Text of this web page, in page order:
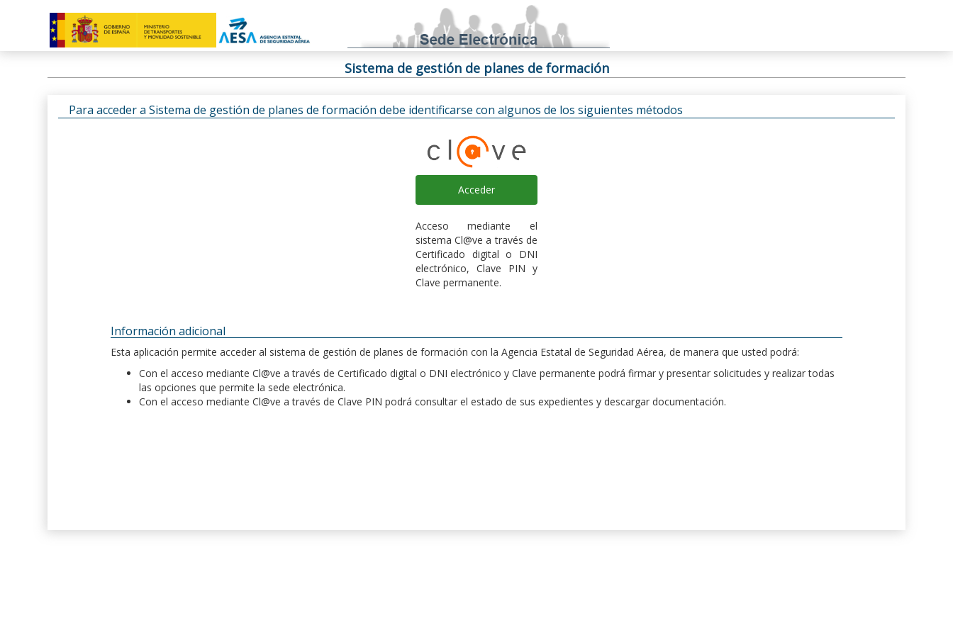
Sistema de gestión de planes de formación
Para acceder a Sistema de gestión de planes de formación debe identificarse con algunos de los siguientes métodos
Acceder
Acceso mediante el
sistema Cl@ve a través de
Certificado digital o DNI
electrónico, Clave PIN y
Clave permanente.
Información adicional
Esta aplicación permite acceder al sistema de gestión de planes de formación con la Agencia Estatal de Seguridad Aérea, de manera que usted podrá:
Con el acceso mediante Cl@ve a través de Certificado digital o DNI electrónico y Clave permanente podrá firmar y presentar solicitudes y realizar todas
las opciones que permite la sede electrónica.
Con el acceso mediante Cl@ve a través de Clave PIN podrá consultar el estado de sus expedientes y descargar documentación.